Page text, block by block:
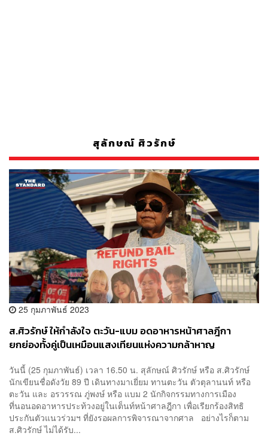
สุลักษณ์ ศิวรักษ์
25 กุมภาพันธ์ 2023
ส.ศิวรักษ์ ให้กำลังใจ ตะวัน-แบม อดอาหารหน้าศาลฎีกา
ยกย่องทั้งคู่เป็นเหมือนแสงเทียนแห่งความกล้าหาญ
วันนี้ (25 กุมภาพันธ์) เวลา 16.50 น. สุลักษณ์ ศิวรักษ์ หรือ ส.ศิวรักษ์
นักเขียนชื่อดังวัย 89 ปี เดินทางมาเยี่ยม ทานตะวัน ตัวตุลานนท์ หรือ
ตะวัน และ อรวรรณ ภู่พงษ์ หรือ แบม 2 นักกิจกรรมทางการเมือง
ที่นอนอดอาหารประท้วงอยู่ในเต็นท์หน้าศาลฎีกา เพื่อเรียกร้องสิทธิ
ประกันตัวแนวร่วมฯ ที่ยังรอผลการพิจารณาจากศาล อย่างไรก็ตาม
ส.ศิวรักษ์ ไม่ได้รับ...